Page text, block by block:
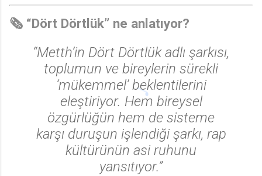
🗞️ “Dört Dörtlük” ne anlatıyor?
“Metth’in Dört Dörtlükadlı şarkısı,
toplumun ve bireylerin sürekli
‘mükemmel’ beklentilerini
eleştiriyor. Hem bireysel
özgürlüğün hem de sisteme
karşı duruşun işlendiği şarkı, rap
kültürünün asi ruhunu
yansıtıyor.”